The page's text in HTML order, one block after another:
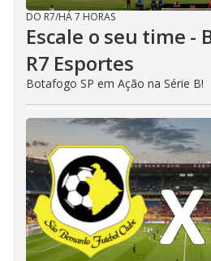
DO R7/HÁ 7 HORAS
Escale o seu time -
R7 Esportes
Botafogo SP em Ação na Série B!